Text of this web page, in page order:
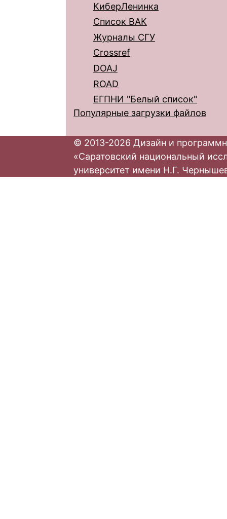
КиберЛенинка
Список ВАК
Журналы СГУ
Crossref
DOAJ
ROAD
ЕГПНИ "Белый список"
Популярные загрузки файлов
© 2013-2026 Дизайн и
«Саратовский национальный
университет имени Н.Г.